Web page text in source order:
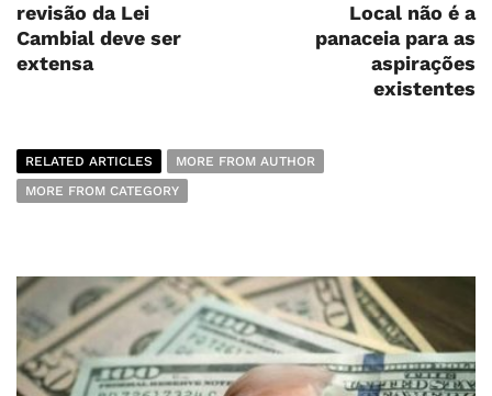
revisão da Lei
Cambial deve ser
extensa
Local não é a
panaceia para as
aspirações
existentes
RELATED ARTICLES
MORE FROM AUTHOR
MORE FROM CATEGORY